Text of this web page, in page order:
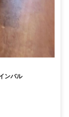
ンバル